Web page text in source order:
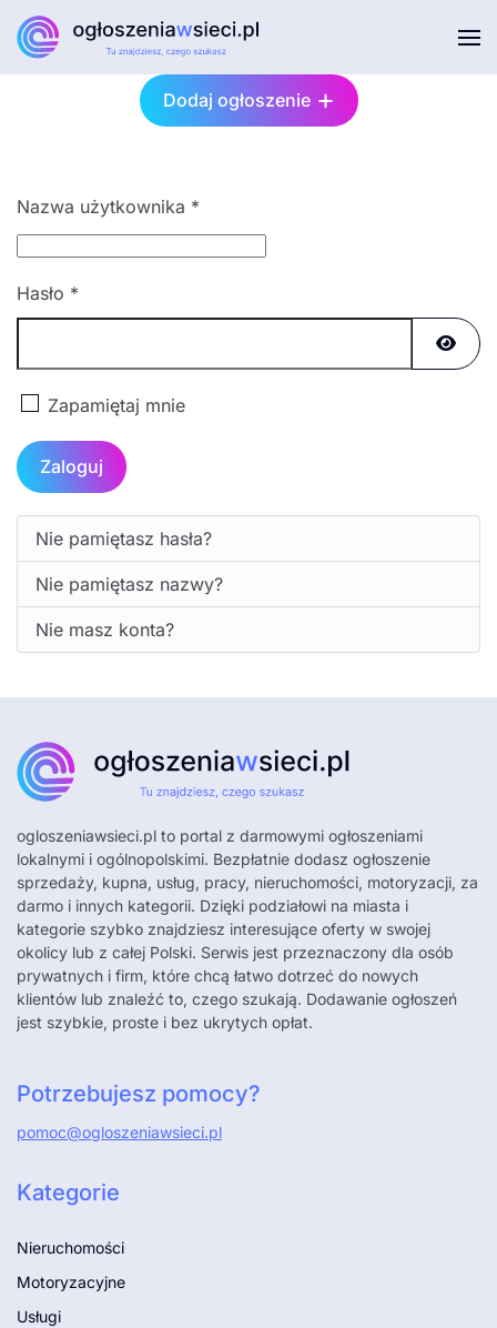
Dodaj ogłoszenie
Nazwa użytkownika *
Hasło *
Zapamiętaj mnie
Zaloguj
Nie pamiętasz hasła?
Nie pamiętasz nazwy?
Nie masz konta?
ogloszeniawsieci.pl to portal z darmowymi ogłoszeniami
lokalnymi i ogólnopolskimi. Bezpłatnie dodasz ogłoszenie
sprzedaży, kupna, usług, pracy, nieruchomości, motoryzacji, za
darmo i innych kategorii. Dzięki podziałowi na miasta i
kategorie szybko znajdziesz interesujące oferty w swojej
okolicy lub z całej Polski. Serwis jest przeznaczony dla osób
prywatnych i firm, które chcą łatwo dotrzeć do nowych
klientów lub znaleźć to, czego szukają. Dodawanie ogłoszeń
jest szybkie, proste i bez ukrytych opłat.
Potrzebujesz pomocy?
pomoc@ogloszeniawsieci.pl
Kategorie
Nieruchomości
Motoryzacyjne
Usługi